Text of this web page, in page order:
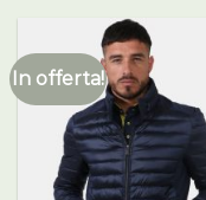
In offerta!